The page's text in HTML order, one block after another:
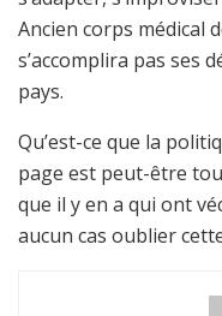
Ancien corps médical
s’accomplira pas ses
pays.
Qu’est-ce que la
page est peut-être
que il y en a qui ont
aucun cas oublier